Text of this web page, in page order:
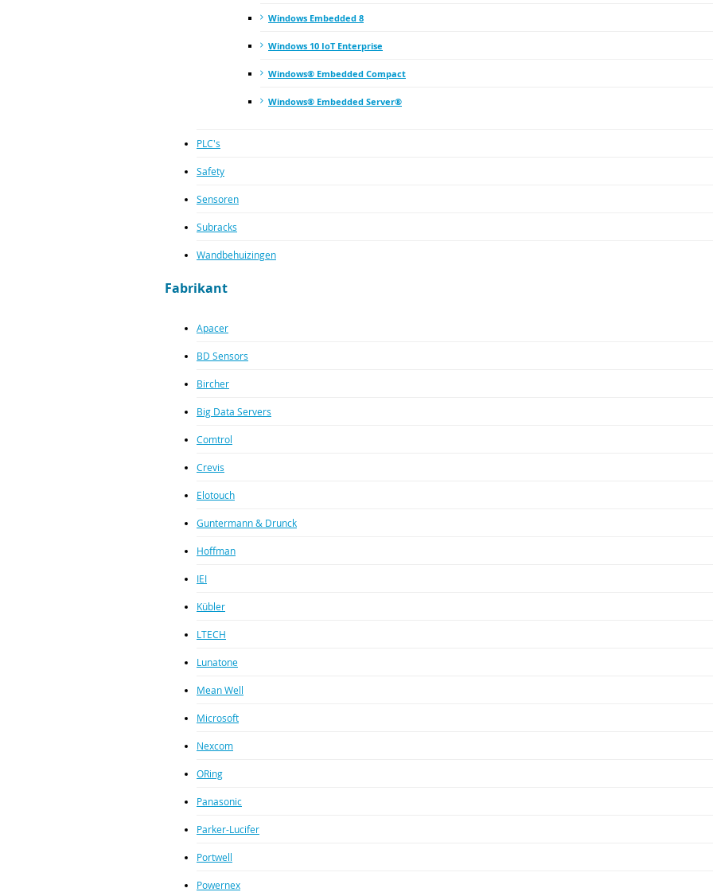
Windows Embedded 8
Windows 10 IoT Enterprise
Windows® Embedded Compact
Windows® Embedded Server®
PLC's
Safety
Sensoren
Subracks
Wandbehuizingen
Fabrikant
Apacer
BD Sensors
Bircher
Big Data Servers
Comtrol
Crevis
Elotouch
Guntermann & Drunck
Hoffman
IEI
Kübler
LTECH
Lunatone
Mean Well
Microsoft
Nexcom
ORing
Panasonic
Parker-Lucifer
Portwell
Powernex